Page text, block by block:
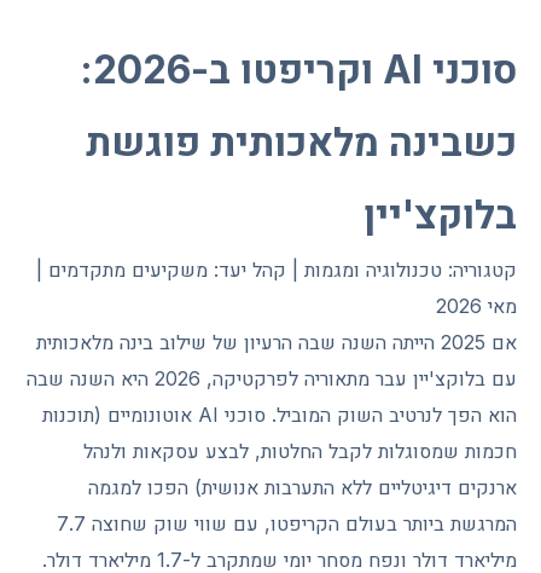
סוכני AI וקריפטו ב-2026:
כשבינה מלאכותית פוגשת
בלוקצ'יין
קטגוריה: טכנולוגיה ומגמות | קהל יעד: משקיעים מתקדמים |
מאי 2026
אם 2025 הייתה השנה שבה הרעיון של שילוב בינה מלאכותית
עם בלוקצ'יין עבר מתאוריה לפרקטיקה, 2026 היא השנה שבה
הוא הפך לנרטיב השוק המוביל. סוכני AI אוטונומיים (תוכנות
חכמות שמסוגלות לקבל החלטות, לבצע עסקאות ולנהל
ארנקים דיגיטליים ללא התערבות אנושית) הפכו למגמה
המרגשת ביותר בעולם הקריפטו, עם שווי שוק שחוצה 7.7
מיליארד דולר ונפח מסחר יומי שמתקרב ל-1.7 מיליארד דולר.